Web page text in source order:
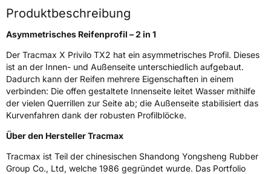
Fahrzeugart
PKW & SUV
Weitere Eigenschaften
SchlauchtypTL
ZustandNeureifen
EU Label
EffizienzC
Produktbeschreibung
Asymmetrisches Reifenprofil – 2 in 1
Der Tracmax X Privilo TX2 hat ein asymmetrisches Profil. Dieses
ist an der Innen- und Außenseite unterschiedlich aufgebaut.
Dadurch kann der Reifen mehrere Eigenschaften in einem
verbinden: Die offen gestaltete Innenseite leitet Wasser mithilfe
der vielen Querrillen zur Seite ab; die Außenseite stabilisiert das
Kurvenfahren dank der robusten Profilblöcke.
Über den Hersteller Tracmax
Tracmax ist Teil der chinesischen Shandong Yongsheng Rubber
Group Co., Ltd, welche 1986 gegründet wurde. Das Portfolio